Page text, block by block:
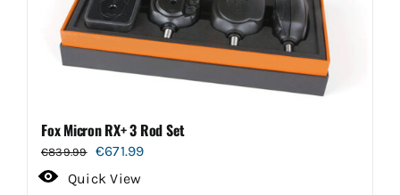
Fox Micron RX+ 3 Rod Set
€839.99
Oorspronkelijke
prijs
€671.99Huidige
Quick View